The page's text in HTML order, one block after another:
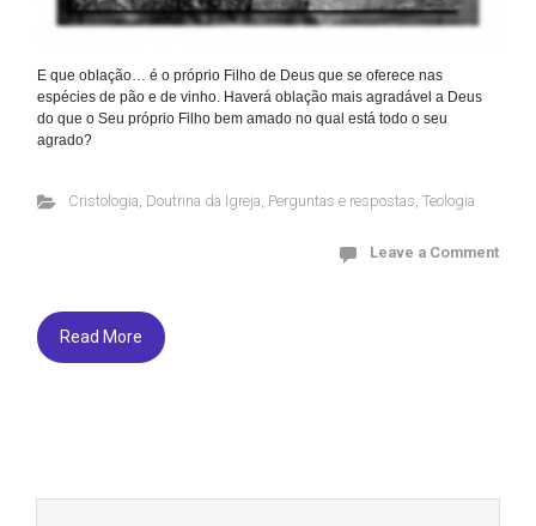
E que oblação… é o próprio Filho de Deus que se oferece nas
espécies de pão e de vinho. Haverá oblação mais agradável a Deus
do que o Seu próprio Filho bem amado no qual está todo o seu
agrado?
Cristologia, Doutrina da Igreja, Perguntas e respostas, Teologia
Leave a Comment
Read More